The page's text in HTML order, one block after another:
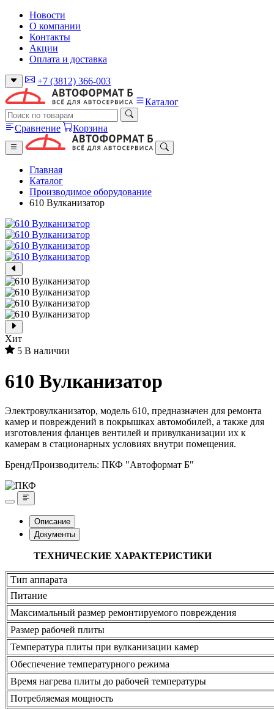
Новости
О компании
Контакты
Акции
Оплата и доставка
+7 (3812) 366-003
Каталог
Сравнение Корзина
Главная
Каталог
Производимое оборудование
610 Вулканизатор
Хит
5 В наличии
610 Вулканизатор
Электровулканизатор, модель 610, предназначен для ремонта
камер и повреждений в покрышках автомобилей, а также для
изготовления фланцев вентилей и привулканизации их к
камерам в стационарных условиях внутри помещения.
Бренд/Производитель: ПКФ "Автоформат Б"
Описание
Документы
ТЕХНИЧЕСКИЕ ХАРАКТЕРИСТИКИ
Тип аппарата
Питание
Максимальный размер ремонтируемого повреждения
Размер рабочей плиты
Температура плиты при вулканизации камер
Обеспечение температурного режима
Время нагрева плиты до рабочей температуры
Потребляемая мощность